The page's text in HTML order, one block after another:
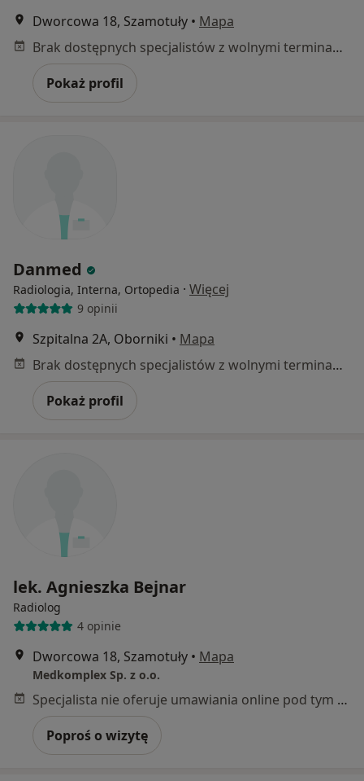
Dworcowa 18, Szamotuły • Mapa
Brak dostępnych specjalistów z wolnymi terminami w tym centrum medycznym.
Pokaż profil
Danmed
Radiologia, Interna, Ortopedia · Więcej
9 opinii
Szpitalna 2A, Oborniki • Mapa
Brak dostępnych specjalistów z wolnymi terminami w tym centrum medycznym.
Pokaż profil
lek. Agnieszka Bejnar
Radiolog
4 opinie
Dworcowa 18, Szamotuły • Mapa
Medkomplex Sp. z o.o.
Specjalista nie oferuje umawiania online pod tym adresem.
Poproś o wizytę